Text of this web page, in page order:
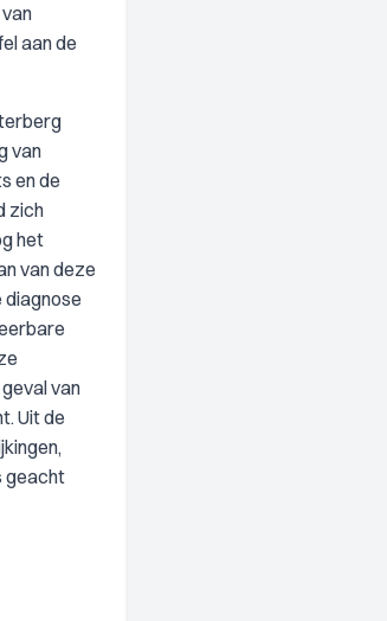
aan de
van
en de
zich
het
van deze
diagnose
van
Uit de
geacht